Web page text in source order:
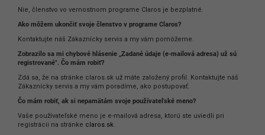
Nie, členstvo vo vernostnom programe Claros je bezplatné.
Ako môžem ukončiť svoje členstvo v programe Claros?
Kontaktujte náš Zákaznícky servis a my vám pomôžeme.
Zobrazilo sa mi chybové hlásenie „Zadané údaje (e-mailová adresa) už sú
registrované". Čo mám robiť?
Zdá sa, že na stránke claros.sk už máte založený profil. Kontaktujte náš
Zákaznícky servis a my vám poradíme, ako postupovať.
Čo mám robiť, ak si nepamätám svoje používateľské meno?
Vaše používateľské meno je e-mailová adresa, ktorú ste uviedli pri
registrácii na stránke claros.sk.
s
?
HĽADAŤ
O